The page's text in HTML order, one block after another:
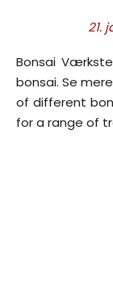
21.
Bonsai Værkstedet tilbyder en lang række forskellige
bonsai. Se
of different
for a range of